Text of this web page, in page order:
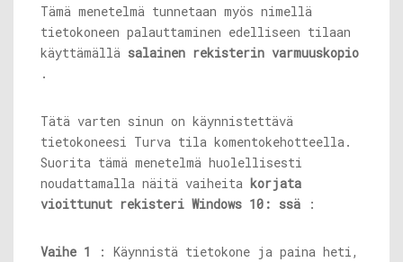
Tämä menetelmä tunnetaan myös nimellä
tietokoneen palauttaminen edelliseen tilaan
käyttämällä salainen rekisterin varmuuskopio
.
Tätä varten sinun on käynnistettävä
tietokoneesi Turva tila komentokehotteella.
Suorita tämä menetelmä huolellisesti
noudattamalla näitä vaiheita korjata
vioittunut rekisteri Windows 10: ssä :
Vaihe 1
: Käynnistä tietokone ja paina heti,